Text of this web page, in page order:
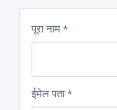
पूरा नाम *
ईमेल पता *